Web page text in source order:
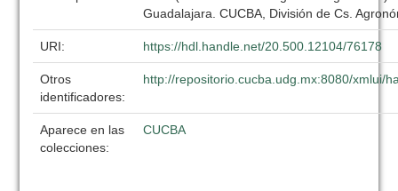
Guadalajara. CUCBA, División de Cs.
URI: https://hdl.handle.net/20.500.12104/76178
Otros
identificadores:
http://repositorio.cucba.udg.mx:8080/xmlui/
Aparece en las
colecciones:
CUCBA